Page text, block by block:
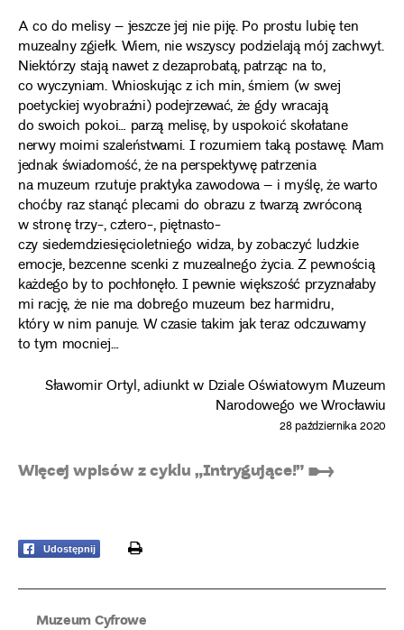
A co do melisy – jeszcze jej nie piję. Po prostu lubię ten
muzealny zgiełk. Wiem, nie wszyscy podzielają mój zachwyt.
Niektórzy stają nawet z dezaprobatą, patrząc na to,
co wyczyniam. Wnioskując z ich min, śmiem (w swej
poetyckiej wyobraźni) podejrzewać, że gdy wracają
do swoich pokoi… parzą melisę, by uspokoić skołatane
nerwy moimi szaleństwami. I rozumiem taką postawę. Mam
jednak świadomość, że na perspektywę patrzenia
na muzeum rzutuje praktyka zawodowa – i myślę, że warto
choćby raz stanąć plecami do obrazu z twarzą zwróconą
w stronę trzy-, cztero-, piętnasto-
czy siedemdziesięcioletniego widza, by zobaczyć ludzkie
emocje, bezcenne scenki z muzealnego życia. Z pewnością
każdego by to pochłonęło. I pewnie większość przyznałaby
mi rację, że nie ma dobrego muzeum bez harmidru,
który w nim panuje. W czasie takim jak teraz odczuwamy
to tym mocniej…
Sławomir Ortyl, adiunkt w Dziale Oświatowym Muzeum
Narodowego we Wrocławiu
28 października 2020
Więcej wpisów z cyklu „Intrygujące!” ➸
Udostępnij print
Muzeum Cyfrowe